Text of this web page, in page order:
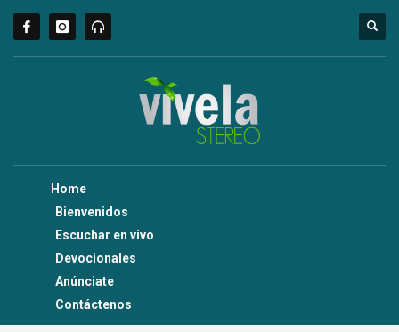
Home
Bienvenidos
Escuchar en vivo
Devocionales
Anúnciate
Contáctenos